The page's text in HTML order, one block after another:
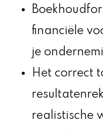
financiële
je
Het correct
realistische